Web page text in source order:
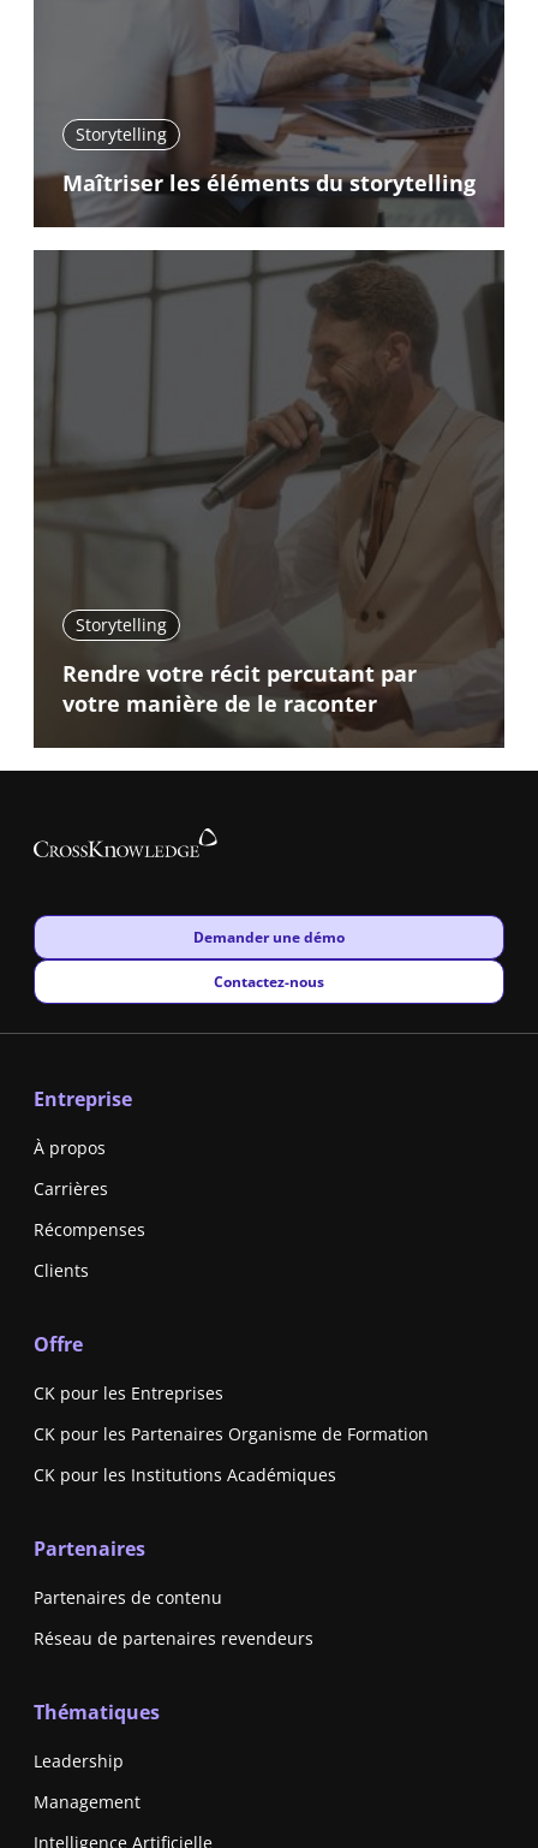
Storytelling
Maîtriser les éléments du storytelling
Storytelling
Rendre votre récit percutant par
votre manière de le raconter
New window
Demander une démo
New window
Contactez-nous
Entreprise
À propos
Carrières
Récompenses
Clients
Offre
CK pour les Entreprises
CK pour les Partenaires Organisme de Formation
CK pour les Institutions Académiques
Partenaires
Partenaires de contenu
Réseau de partenaires revendeurs
Thématiques
Leadership
Management
Intelligence Artificielle